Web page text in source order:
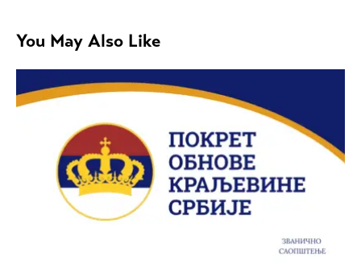
You May Also Like